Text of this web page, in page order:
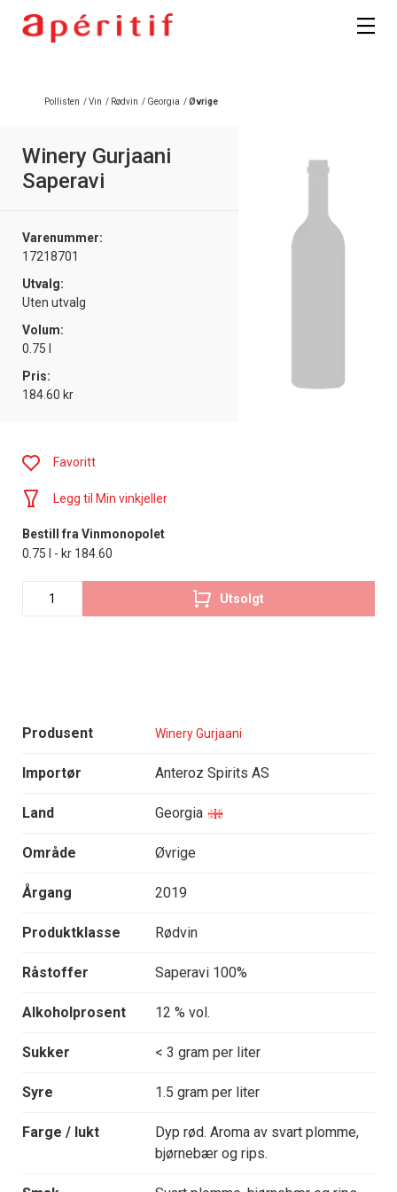
Pollisten /Vin / Rødvin / Georgia /Øvrige
Winery Gurjaani
Saperavi
Varenummer:
17218701
Utvalg:
Uten utvalg
Volum:
0.75 l
Pris:
184.60 kr
Produsent Winery Gurjaani
Importør Anteroz Spirits AS
Land Georgia
Område Øvrige
Årgang 2019
Produktklasse Rødvin
Råstoffer Saperavi 100%
Alkoholprosent 12 % vol.
Sukker < 3 gram per liter
Syre 1.5 gram per liter
Farge / lukt
Dyp rød. Aroma av svart plomme,
bjørnebær og rips.
Favoritt
Legg til Min vinkjeller
Bestill fra Vinmonopolet
0.75 l - kr 184.60
Utsolgt